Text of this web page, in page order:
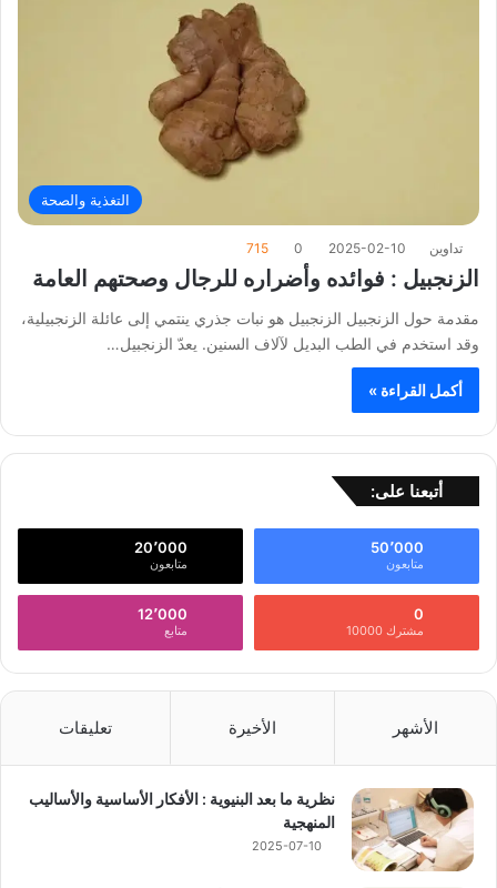
التغذية والصحة
تداوين 2025-02-10
0
715
الزنجبيل : فوائده وأضراره للرجال وصحتهم العامة
مقدمة حول الزنجبيل الزنجبيل هو نبات جذري ينتمي إلى عائلة الزنجبيلية،
وقد استخدم في الطب البديل لآلاف السنين. يعدّ الزنجبيل…
أكمل القراءة »
أتبعنا على:
50٬000
متابعون
20٬000
متابعون
0
مشترك 10000
12٬000
متابع
الأشهر الأخيرة تعليقات
نظرية ما بعد البنيوية : الأفكار الأساسية والأساليب
المنهجية
2025-07-10